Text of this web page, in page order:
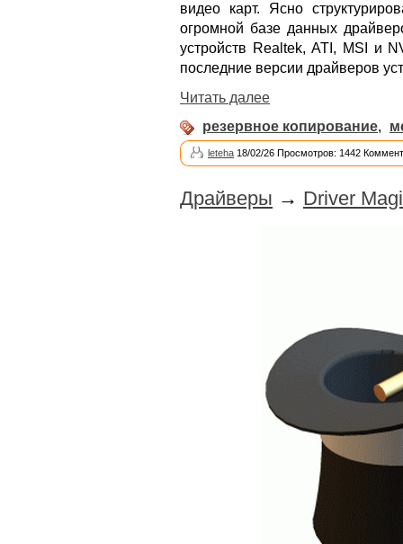
видео карт. Ясно
огромной базе данных
устройств Realtek, ATI, MSI и
последние версии драйверов
Читать далее
резервное копирование,
leteha 18/02/26 Просмотров: 1442
Драйверы → Driver